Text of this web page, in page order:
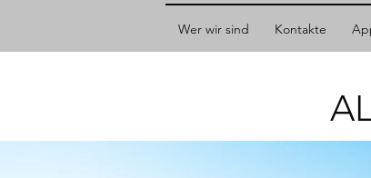
Wer wir sind Kontakte